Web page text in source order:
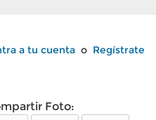
a tu cuenta o Regístrate
Foto: